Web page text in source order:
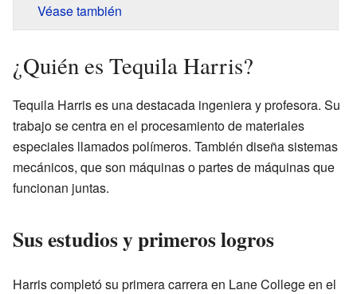
Véase también
¿Quién es Tequila Harris?
Tequila Harris es una destacada ingeniera y profesora. Su
trabajo se centra en el procesamiento de materiales
especiales llamados polímeros. También diseña sistemas
mecánicos, que son máquinas o partes de máquinas que
funcionan juntas.
Sus estudios y primeros logros
Harris completó su primera carrera en Lane College en el